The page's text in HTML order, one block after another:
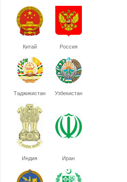
Китай Россия
Таджикистан Узбекистан
Индия Иран